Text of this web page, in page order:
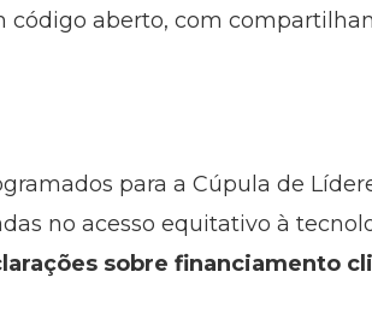
aberto, com
para a Cúpula de
no acesso equitativo à
sobre financiamento